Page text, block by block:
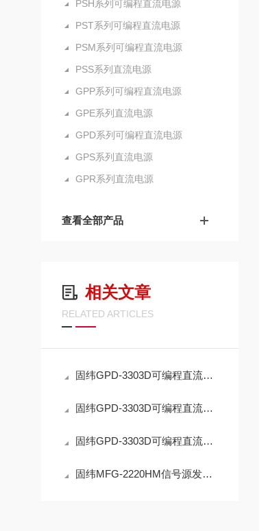
PSH系列可编程直流电源
PST系列可编程直流电源
PSM系列可编程直流电源
PSS系列直流电源
GPP系列可编程直流电源
GPE系列直流电源
GPD系列可编程直流电源
GPS系列直流电源
GPR系列直流电源
查看全部产品
相关文章
RELATED ARTICLES
固纬GPD-3303D可编程直流电源有哪些应用场景？
固纬GPD-3303D可编程直流电源的特点和注意事项
固纬GPD-3303D可编程直流电源：功能*的实验室利器
固纬MFG-2220HM信号源发生器 双通道任意波形信号发生器